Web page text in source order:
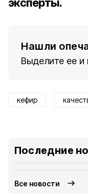
Нашли
Выделите ее и
кефир
Последние
Все новости